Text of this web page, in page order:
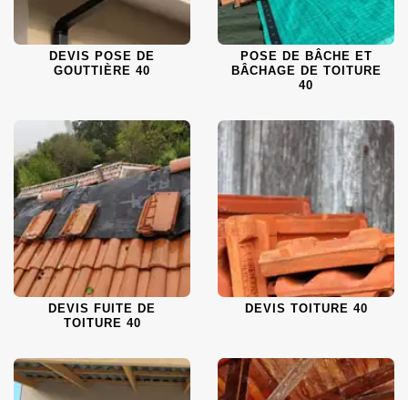
DEVIS POSE DE
GOUTTIÈRE 40
POSE DE BÂCHE ET
BÂCHAGE DE TOITURE
40
DEVIS FUITE DE
TOITURE 40
DEVIS TOITURE 40